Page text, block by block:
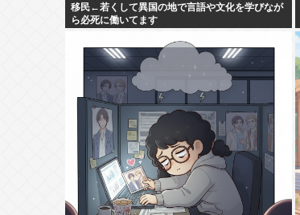
移民←若くして異国の地で言語や文化を学びなが
ら必死に働いてます